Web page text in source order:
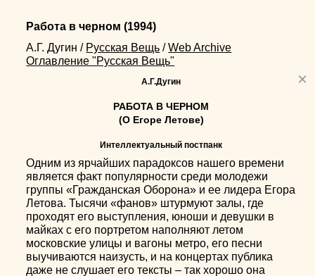
×
Работа в черном (1994)
А.Г. Дугин / Русская Вещь / Web Archive
Оглавление "Русская Вещь"
А.Г.Дугин
РАБОТА В ЧЕРНОМ
(О Егоре Летове)
Интеллектуальный постпанк
Oдним из ярчайших парадоксов нашего времени
является факт популярности среди молодежи
группы «Гражданская Оборона» и ее лидера Егора
Летова. Тысячи «фанов» штурмуют залы, где
проходят его выступления, юноши и девушки в
майках с его портретом наполняют летом
московские улицы и вагоны метро, его песни
выучиваются наизусть, и на концертах публика
даже не слушает его тексты – так хорошо она